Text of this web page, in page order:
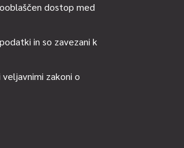
dostop med
in so zavezani k
zakoni o